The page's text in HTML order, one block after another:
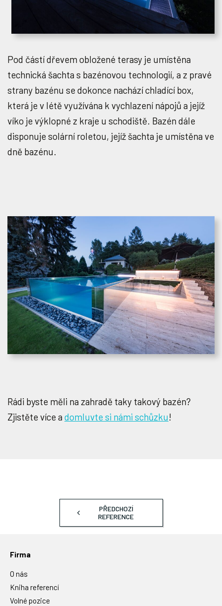
Pod částí dřevem obložené terasy je umístěna
technická šachta s bazénovou technologií, a z pravé
strany bazénu se dokonce nachází chladící box,
která je v létě využívána k vychlazení nápojů a jejíž
víko je výklopné z kraje u schodiště. Bazén dále
disponuje solární roletou, jejíž šachta je umístěna ve
dně bazénu.
Rádi byste měli na zahradě taky takový bazén?
Zjistěte více a domluvte si námi schůzku!
PŘEDCHOZÍ
REFERENCE
Firma
O nás
Kniha referencí
Volné pozice